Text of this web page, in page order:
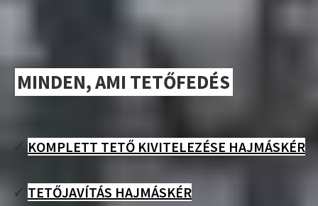
MINDEN, AMI TETŐFEDÉS
✓ KOMPLETT TETŐ KIVITELEZÉSE HAJMÁSKÉR
✓ TETŐJAVÍTÁS HAJMÁSKÉR